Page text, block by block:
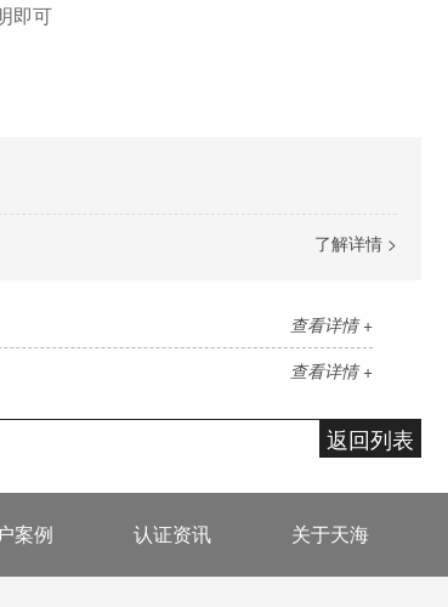
即可
了解详情 >
查看详情 +
查看详情 +
返回列表
案例 认证资讯 关于天海